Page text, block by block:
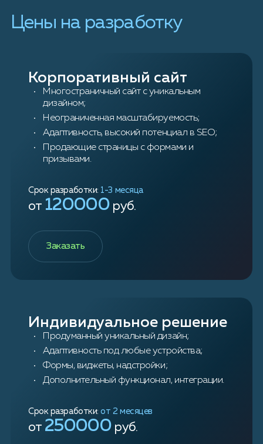
Цены на разработку
Корпоративный сайт
Многостраничный сайт с уникальным
дизайном;
Неограниченная масштабируемость;
Адаптивность, высокий потенциал в SEO;
Продающие страницы с формами и
призывами.
Срок разработки: 1-3 месяца
от 120000 руб.
Заказать
Индивидуальное решение
Продуманный уникальный дизайн;
Адаптивность под любые устройства;
Формы, виджеты, надстройки;
Дополнительный функционал, интеграции.
Срок разработки:от 2 месяцев
от 250000 руб.